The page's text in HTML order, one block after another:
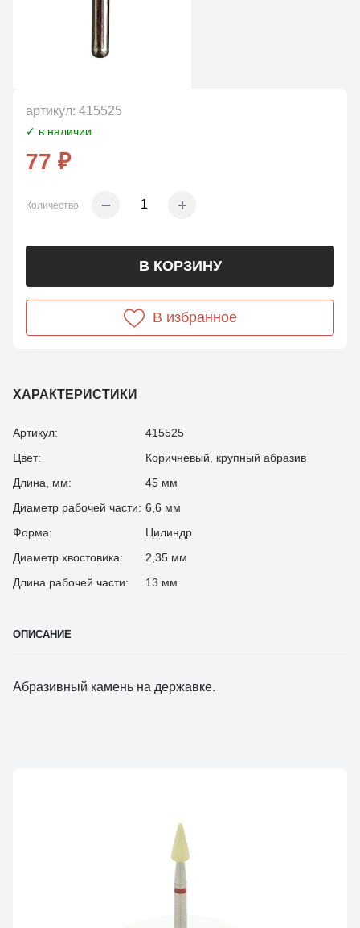
ХАРАКТЕРИСТИКИ
Артикул:
415525
Цвет:
Коричневый, крупный абразив
Длина, мм:
45 мм
Диаметр рабочей части: 6,6 мм
Форма:
Цилиндр
Диаметр хвостовика:
2,35 мм
Длина рабочей части:
13 мм
артикул: 415525
✓ в наличии
77 ₽
Количество
В КОРЗИНУ
В избранное
ОПИСАНИЕ
Абразивный камень на державке.